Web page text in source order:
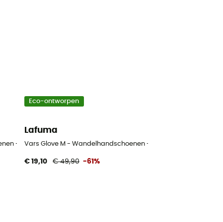
- Heren
Eco-ontworpen
Lafuma
Vars Glove M - Wandelhandschoenen - Heren
€ 19,10 € 49,90 -61%